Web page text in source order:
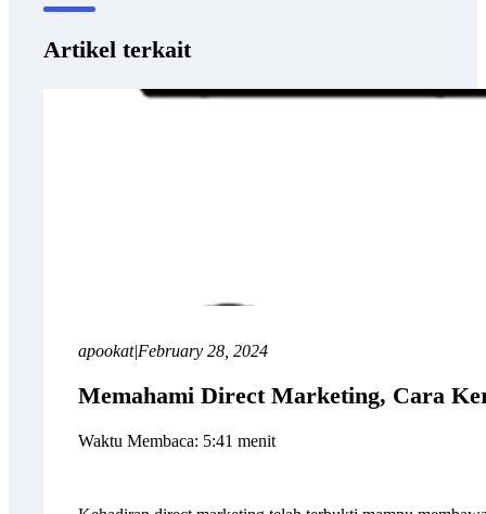
Artikel terkait
apookat|February 28, 2024
Memahami Direct Marketing, Cara
Waktu Membaca: 5:41 menit